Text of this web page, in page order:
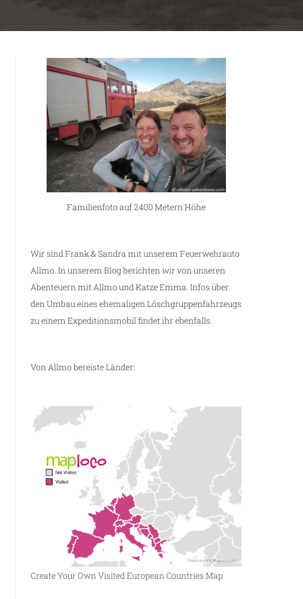
Familienfoto auf 2400 Metern Höhe
Wir sind Frank & Sandra mit unserem Feuerwehrauto
Allmo. In unserem Blog berichten wir von unseren
Abenteuern mit Allmo und Katze Emma. Infos über
den Umbau eines ehemaligen Löschgruppenfahrzeugs
zu einem Expeditionsmobil findet ihr ebenfalls.
Von Allmo bereiste Länder:
Create Your Own Visited European Countries Map